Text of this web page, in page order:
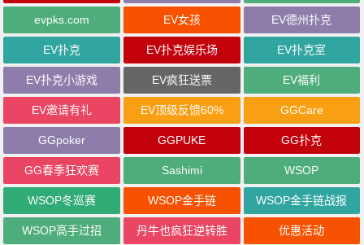
evpks.com EV女孩 EV德州扑克
EV扑克 EV扑克娱乐场 EV扑克室
EV扑克小游戏 EV疯狂送票 EV福利
EV邀请有礼 EV顶级反馈60% GGCare
GGpoker GGPUKE GG扑克
GG春季狂欢赛 Sashimi WSOP
WSOP冬巡赛 WSOP金手链 WSOP金手链战报
WSOP高手过招 丹牛也疯狂逆转胜 优惠活动